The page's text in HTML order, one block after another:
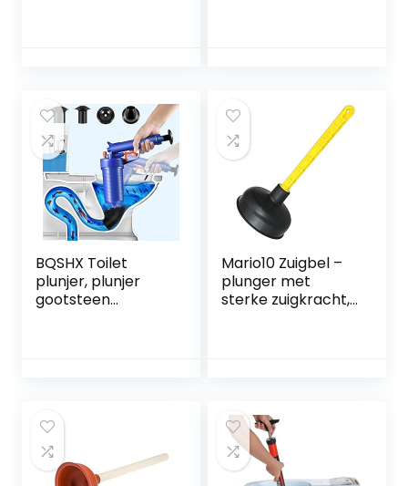
BQSHX Toilet
plunjer, plunjer
gootsteen
voor bad, toilet,
verstopte pijp
Mario10 Zuigbel –
plunger met
sterke zuigkracht,
en andere
afvoeren.
Gemaakt in de EU